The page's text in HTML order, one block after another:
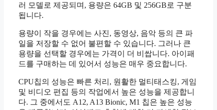
러 모델로 제공되며, 용량은 64GB 및 256GB로 구분
됩니다.
용량이 작을 경우에는 사진, 동영상, 음악 등의 큰 파
일을 저장할 수 없어 불편할 수 있습니다. 그러나 큰
용량을 선택할 경우에는 가격이 더 비쌉니다. 아이패
드를 구매하는 데 있어서 성능은 매우 중요합니다.
CPU칩의 성능은 빠른 처리, 원활한 멀티태스킹, 게임
및 비디오 편집 등의 작업에서 높은 성능을 제공합니
다. 그 중에서도 A12, A13 Bionic, M1 칩은 높은 성능